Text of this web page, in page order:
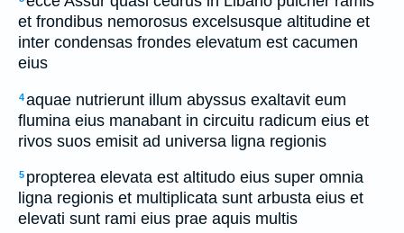
et frondibus nemorosus excelsusque altitudine et
inter condensas frondes elevatum est cacumen
eius
4aquae nutrierunt illum abyssus exaltavit eum
flumina eius manabant in circuitu radicum eius et
rivos suos emisit ad universa ligna regionis
5 propterea elevata est altitudo eius super omnia
ligna regionis et multiplicata sunt arbusta eius et
elevati sunt rami eius prae aquis multis